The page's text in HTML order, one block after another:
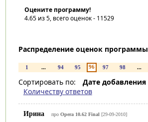
Оцените программу!
4.65из 5, всего оценок - 11529
Распределение оценок программы
1 ... 94 95 96 97 98 ...
Сортировать по: Дате добавления
Количеству ответов
Ирина про Opera 10.62 Final [29-09-2010]